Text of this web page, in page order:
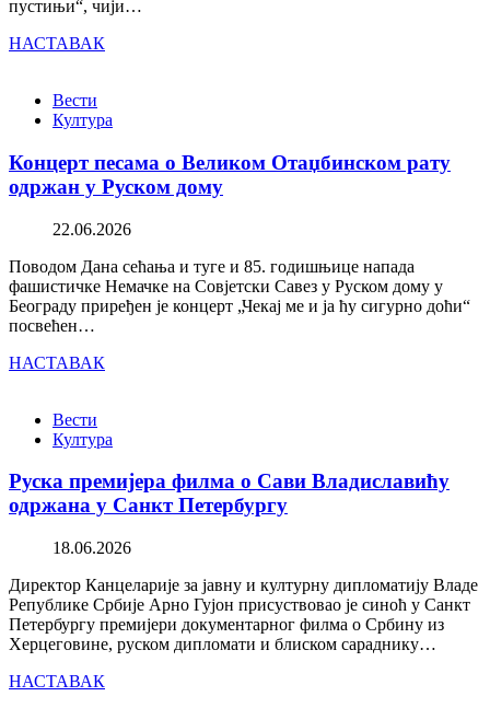
пустињи“, чији…
НАСТАВАК
Вести
Култура
Концерт песама о Великом Отаџбинском рату
одржан у Руском дому
22.06.2026
Поводом Дана сећања и туге и 85. годишњице напада
фашистичке Немачке на Совјетски Савез у Руском дому у
Београду приређен је концерт „Чекај ме и ја ћу сигурно доћи“
посвећен…
НАСТАВАК
Вести
Култура
Руска премијера филма о Сави Владиславићу
одржана у Санкт Петербургу
18.06.2026
Директор Канцеларије за јавну и културну дипломатију Владе
Републике Србије Арно Гујон присуствовао је синоћ у Санкт
Петербургу премијери документарног филма о Србину из
Херцеговине, руском дипломати и блиском сараднику…
НАСТАВАК